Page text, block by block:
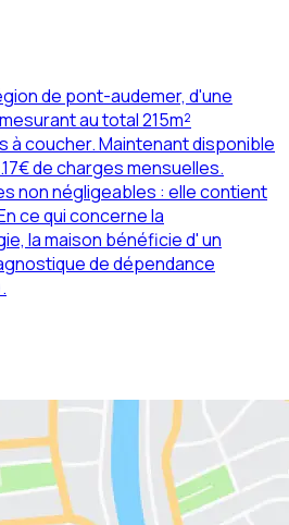
de pont-audemer, d'une
au total 215m²
à coucher. Maintenant disponible
de charges mensuelles.
non négligeables : elle contient
ce qui concerne la
la maison bénéficie d' un
de dépendance